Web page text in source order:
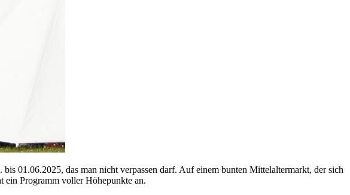
01.06.2025, das man nicht verpassen darf. Auf einem bunten Mittelaltermarkt, der sich
ein Programm voller Höhepunkte an.